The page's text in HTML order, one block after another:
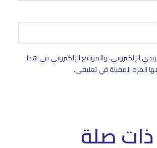
الإلكتروني، والموقع الإلكتروني في هذا
المرة المقبلة في تعليقي.
صلة